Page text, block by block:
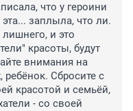
что у героини
заплыла, что ли.
и это
красоты, будут
внимания на
Сбросите с
красотой и семьёй,
- со своей